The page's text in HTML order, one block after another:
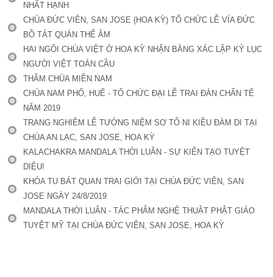
NHẤT HẠNH
CHÙA ĐỨC VIÊN, SAN JOSE (HOA KỲ) TỔ CHỨC LỄ VÍA ĐỨC
BỒ TÁT QUÁN THẾ ÂM
HAI NGÔI CHÙA VIỆT Ở HOA KỲ NHẬN BẰNG XÁC LẬP KỶ LỤC
NGƯỜI VIỆT TOÀN CẦU
THĂM CHÙA MIỀN NAM
CHÙA NAM PHỔ, HUẾ - TỔ CHỨC ĐẠI LỄ TRAI ĐÀN CHẨN TẾ
NĂM 2019
TRANG NGHIÊM LỄ TƯỞNG NIỆM SƠ TỔ NI KIỀU ĐÀM DI TẠI
CHÙA AN LẠC, SAN JOSE, HOA KỲ
KALACHAKRA MANDALA THỜI LUÂN - SỰ KIẾN TẠO TUYỆT
DIỆU!
KHÓA TU BÁT QUAN TRAI GIỚI TẠI CHÙA ĐỨC VIÊN, SAN
JOSE NGÀY 24/8/2019
MANDALA THỜI LUÂN - TÁC PHẨM NGHỆ THUẬT PHẬT GIÁO
TUYỆT MỸ TẠI CHÙA ĐỨC VIÊN, SAN JOSE, HOA KỲ